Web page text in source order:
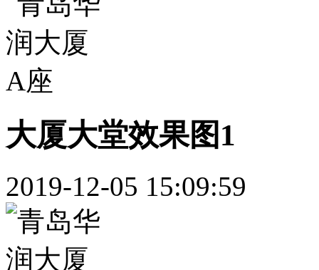
大厦大堂效果图1
2019-12-05 15:09:59